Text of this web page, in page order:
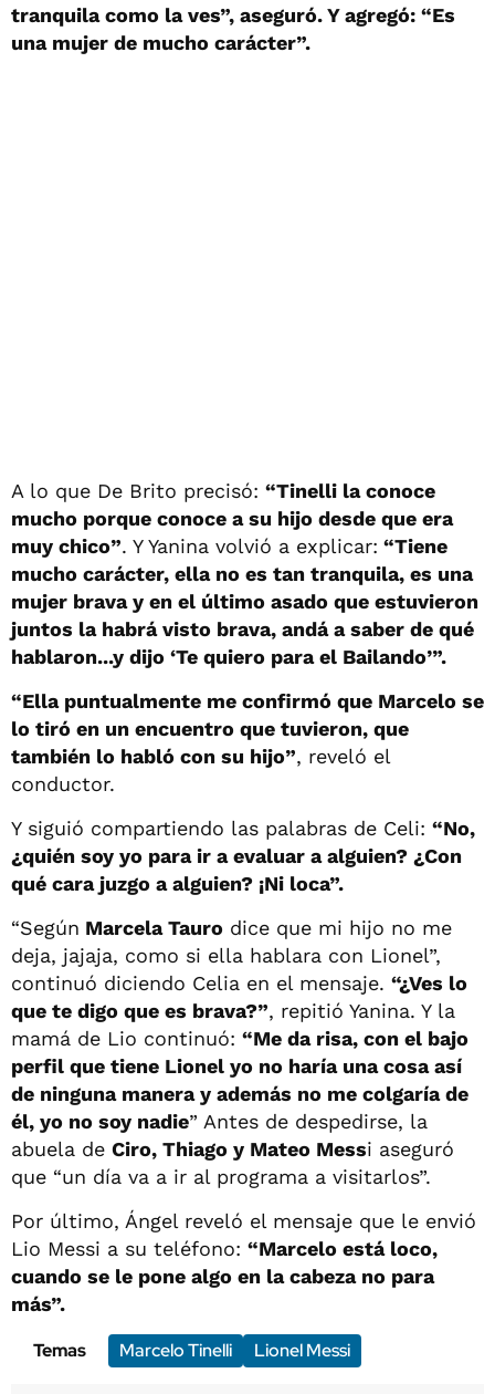
tranquila como la ves”, aseguró. Y agregó: “Es
una mujer de mucho carácter”.
A lo que De Brito precisó: “Tinelli la conoce
mucho porque conoce a su hijo desde que era
muy chico”. Y Yanina volvió a explicar: “Tiene
mucho carácter, ella no es tan tranquila, es una
mujer brava y en el último asado que estuvieron
juntos la habrá visto brava, andá a saber de qué
hablaron...y dijo ‘Te quiero para el Bailando’”.
“Ella puntualmente me confirmó que Marcelo se
lo tiró en un encuentro que tuvieron, que
también lo habló con su hijo”, reveló el
conductor.
Y siguió compartiendo las palabras de Celi: “No,
¿quién soy yo para ir a evaluar a alguien? ¿Con
qué cara juzgo a alguien? ¡Ni loca”.
“Según Marcela Tauro dice que mi hijo no me
deja, jajaja, como si ella hablara con Lionel”,
continuó diciendo Celia en el mensaje. “¿Ves lo
que te digo que es brava?”, repitió Yanina. Y la
mamá de Lio continuó: “Me da risa, con el bajo
perfil que tiene Lionel yo no haría una cosa así
de ninguna manera y además no me colgaría de
él, yo no soy nadie” Antes de despedirse, la
abuela de Ciro, Thiago y Mateo Messi aseguró
que “un día va a ir al programa a visitarlos”.
Por último, Ángel reveló el mensaje que le envió
Lio Messi a su teléfono: “Marcelo está loco,
cuando se le pone algo en la cabeza no para
más”.
Temas
Marcelo Tinelli Lionel Messi